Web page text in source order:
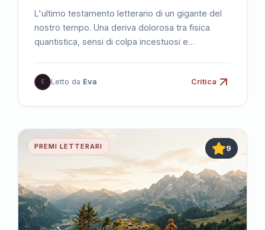
L'ultimo testamento letterario di un gigante del
nostro tempo. Una deriva dolorosa tra fisica
quantistica, sensi di colpa incestuosi e
E Letto da Eva Critica
PREMI LETTERARI 9